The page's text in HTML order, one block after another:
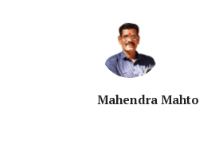
Mahendra Mahto